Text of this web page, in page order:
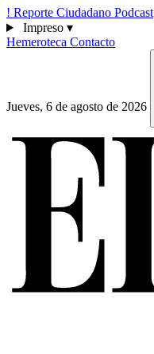
! Reporte Ciudadano Podcast
Impreso ▾
Hemeroteca Contacto
Jueves, 6 de agosto de 2026